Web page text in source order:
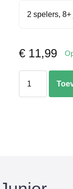
2 spelers, 8+
€ 11,99